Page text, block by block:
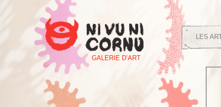
LES
GALERIE D’ART